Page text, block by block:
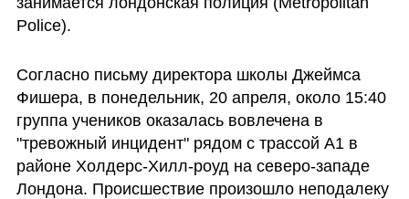
Police).
Согласно письму директора школы Джеймса
Фишера, в понедельник, 20 апреля, около 15:40
группа учеников оказалась вовлечена в
"тревожный инцидент" рядом с трассой A1 в
районе Холдерс-Хилл-роуд на северо-западе
Лондона. Происшествие произошло неподалеку